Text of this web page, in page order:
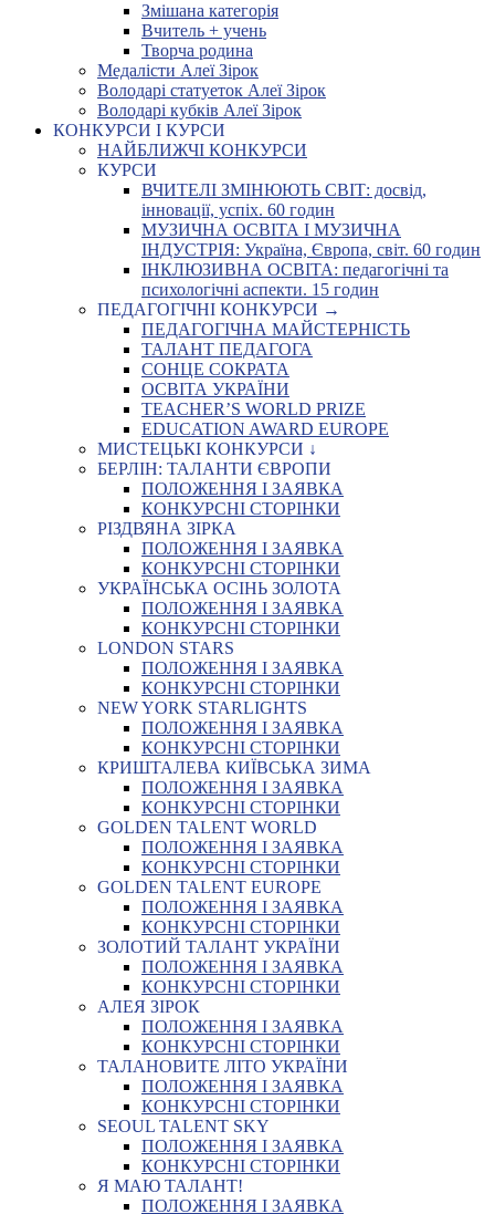
Змішана категорія
Вчитель + учень
Творча родина
Медалісти Алеї Зірок
Володарі статуеток Алеї Зірок
Володарі кубків Алеї Зірок
КОНКУРСИ І КУРСИ
НАЙБЛИЖЧІ КОНКУРСИ
КУРСИ
ВЧИТЕЛІ ЗМІНЮЮТЬ СВІТ: досвід,
інновації, успіх. 60 годин
МУЗИЧНА ОСВІТА І МУЗИЧНА
ІНДУСТРІЯ: Україна, Європа, світ. 60 годин
ІНКЛЮЗИВНА ОСВІТА: педагогічні та
психологічні аспекти. 15 годин
ПЕДАГОГІЧНІ КОНКУРСИ →
ПЕДАГОГІЧНА МАЙСТЕРНІСТЬ
ТАЛАНТ ПЕДАГОГА
СОНЦЕ СОКРАТА
ОСВІТА УКРАЇНИ
TEACHER’S WORLD PRIZE
EDUCATION AWARD EUROPE
МИСТЕЦЬКІ КОНКУРСИ ↓
БЕРЛІН: ТАЛАНТИ ЄВРОПИ
ПОЛОЖЕННЯ І ЗАЯВКА
КОНКУРСНІ СТОРІНКИ
РІЗДВЯНА ЗІРКА
ПОЛОЖЕННЯ І ЗАЯВКА
КОНКУРСНІ СТОРІНКИ
УКРАЇНСЬКА ОСІНЬ ЗОЛОТА
ПОЛОЖЕННЯ І ЗАЯВКА
КОНКУРСНІ СТОРІНКИ
LONDON STARS
ПОЛОЖЕННЯ І ЗАЯВКА
КОНКУРСНІ СТОРІНКИ
NEW YORK STARLIGHTS
ПОЛОЖЕННЯ І ЗАЯВКА
КОНКУРСНІ СТОРІНКИ
КРИШТАЛЕВА КИЇВСЬКА ЗИМА
ПОЛОЖЕННЯ І ЗАЯВКА
КОНКУРСНІ СТОРІНКИ
GOLDEN TALENT WORLD
ПОЛОЖЕННЯ І ЗАЯВКА
КОНКУРСНІ СТОРІНКИ
GOLDEN TALENT EUROPE
ПОЛОЖЕННЯ І ЗАЯВКА
КОНКУРСНІ СТОРІНКИ
ЗОЛОТИЙ ТАЛАНТ УКРАЇНИ
ПОЛОЖЕННЯ І ЗАЯВКА
КОНКУРСНІ СТОРІНКИ
АЛЕЯ ЗІРОК
ПОЛОЖЕННЯ І ЗАЯВКА
КОНКУРСНІ СТОРІНКИ
ТАЛАНОВИТЕ ЛІТО УКРАЇНИ
ПОЛОЖЕННЯ І ЗАЯВКА
КОНКУРСНІ СТОРІНКИ
SEOUL TALENT SKY
ПОЛОЖЕННЯ І ЗАЯВКА
КОНКУРСНІ СТОРІНКИ
Я МАЮ ТАЛАНТ!
ПОЛОЖЕННЯ І ЗАЯВКА